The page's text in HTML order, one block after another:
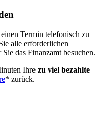
Termin telefonisch zu
alle erforderlichen
das Finanzamt besuchen.
Ihre zu viel bezahlte
* zurück.